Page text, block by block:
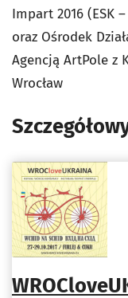
Impart 2016 (ESK
oraz Ośrodek
Agencją ArtPole z
Wrocław